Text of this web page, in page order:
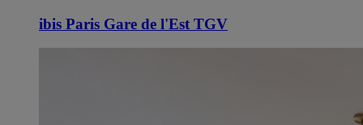
ibis Paris Gare de l'Est TGV